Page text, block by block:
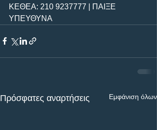
ΚΕΘΕΑ: 210 9237777 | ΠΑΙΞΕ
ΥΠΕΥΘΥΝΑ
Πρόσφατες αναρτήσεις Εμφάνιση όλων